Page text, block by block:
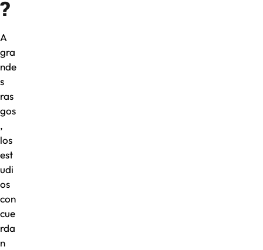
?
A
gra
nde
s
ras
gos
,
los
est
udi
os
con
cue
rda
n